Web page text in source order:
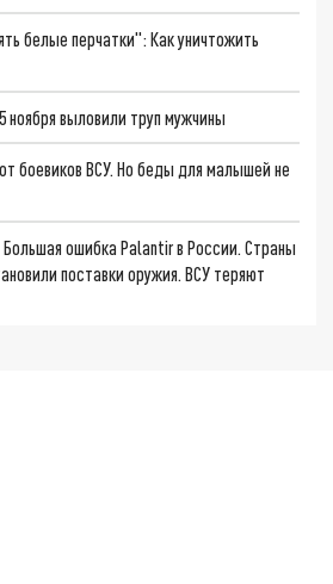
белые перчатки": Как уничтожить
ноября выловили труп мужчины
боевиков ВСУ. Но беды для малышей не
ошибка Palantir в России. Страны
поставки оружия. ВСУ теряют